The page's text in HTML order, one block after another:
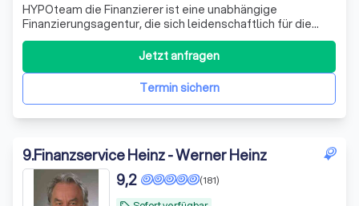
HYPOteam die Finanzierer ist eine unabhängige
Finanzierungsagentur, die sich leidenschaftlich für die
Vermittlung von Finanzierungen einsetzt. Seit unserer
Gründung im Jahr 2008 haben wir uns darauf spezialisiert,
sowohl regional als auch überregional Finanzierungen zu
vermitteln. Unser Hauptsitz be
Termin sichern
Jetzt anfragen
9.Finanzservice Heinz - Werner Heinz
(181)
9,2